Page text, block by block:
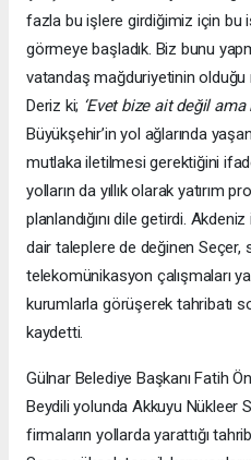
fazla bu işlere girdiğimiz için bu
görmeye başladık. Biz bunu
vatandaş mağduriyetinin
Deriz ki; ‘Evet bize ait değil ama
Büyükşehir’in yol ağlarında
mutlaka iletilmesi gerektiğini
yolların da yıllık olarak yatırım
planlandığını dile getirdi.
dair taleplere de değinen Seçer,
telekomünikasyon çalışmaları
kurumlarla görüşerek tahribatı
kaydetti.
Gülnar Belediye Başkanı Fatih
Beydili yolunda Akkuyu Nükleer
firmaların yollarda yarattığı